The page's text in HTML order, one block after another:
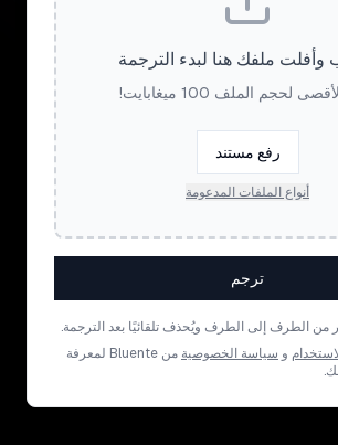
ملفك هنا لبدء الترجمة
لحجم الملف 100 ميغابايت!
رفع مستند
أنواع الملفات المدعومة
ترجم
الطرف إلى الطرف ويُحذف تلقائيًا بعد الترجمة.
و سياسة الخصوصية
من Bluente لمعرفة